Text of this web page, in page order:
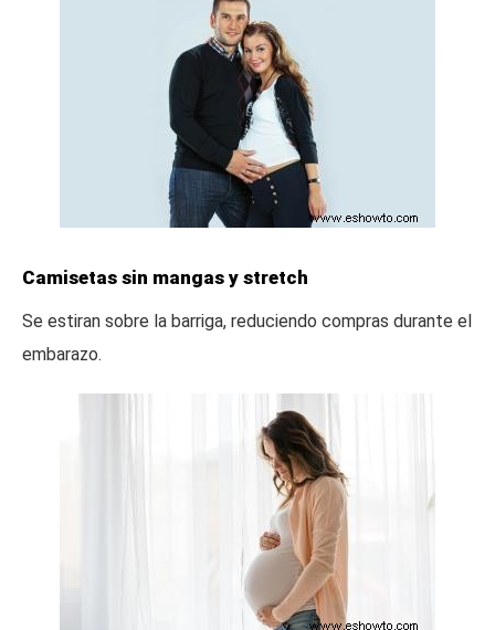
Camisetas sin mangas y stretch
Se estiran sobre la barriga, reduciendo compras durante el
embarazo.